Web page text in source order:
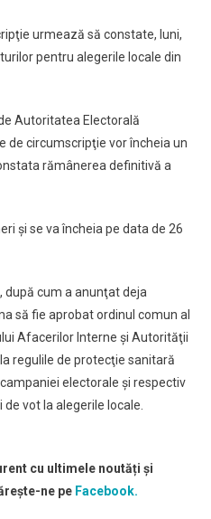
urmează să constate, luni,
pentru alegerile locale din
Autoritatea Electorală
de circumscripţie vor încheia un
rămânerea definitivă a
şi se va încheia pe data de 26
după cum a anunţat deja
să fie aprobat ordinul comun al
Afacerilor Interne şi Autorităţii
regulile de protecţie sanitară
electorale şi respectiv
vot la alegerile locale.
cu ultimele noutăți și
ne peFacebook.